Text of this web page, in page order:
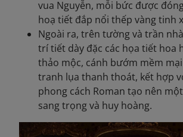
vua Nguyễn, mỗi bức được
hoạ tiết đắp nổi thếp vàng tinh
Ngoài ra, trên tường và trần
trí tiết dày đặc các họa tiết hoa
thảo mộc, cánh bướm mềm
tranh lụa thanh thoát, kết hợp
phong cách Roman tạo nên
sang trọng và huy hoàng.